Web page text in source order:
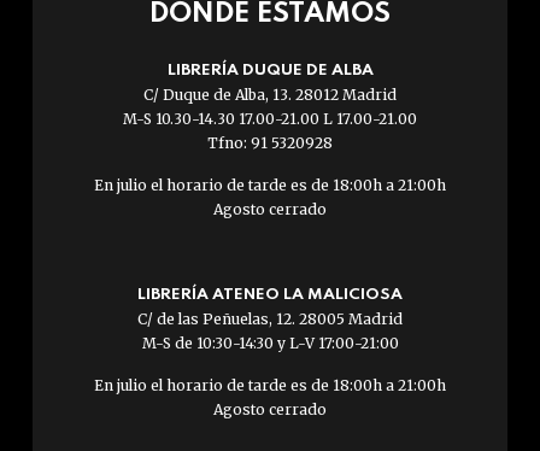
DÓNDE ESTAMOS
LIBRERÍA DUQUE DE ALBA
C/ Duque de Alba, 13. 28012 Madrid
M-S 10.30-14.30 17.00-21.00 L 17.00-21.00
Tfno: 91 5320928
En julio el horario de tarde es de 18:00h a 21:00h
Agosto cerrado
LIBRERÍA ATENEO LA MALICIOSA
C/ de las Peñuelas, 12. 28005 Madrid
M-S de 10:30-14:30 y L-V 17:00-21:00
En julio el horario de tarde es de 18:00h a 21:00h
Agosto cerrado